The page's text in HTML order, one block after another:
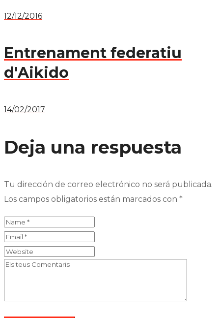
12/12/2016
Entrenament federatiu
d'Aikido
14/02/2017
Deja una respuesta
Tu dirección de correo electrónico no será publicada.
Los campos obligatorios están marcados con *